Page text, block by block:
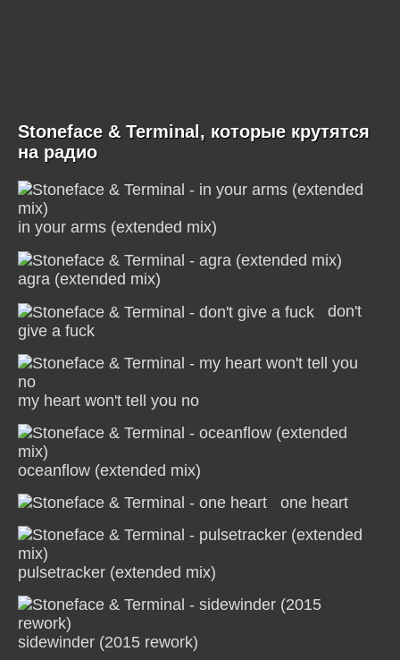
Stoneface & Terminal, которые крутятся
на радио
in your arms (extended mix)
agra (extended mix)
don't
give a fuck
my heart won't tell you no
oceanflow (extended mix)
one heart
pulsetracker (extended mix)
sidewinder (2015 rework)